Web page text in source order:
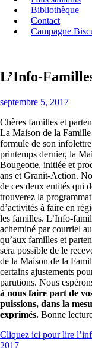
Bibliothèque
Contact
Campagne
L’Info-
septembre 5, 2017
Chères familles et
La Maison de la
formule de son
printemps dernier, la
Bougeotte, initiée et
ans et Granit-Action.
de ces deux entités qui
trouverez la
d’activités à faire en
les familles. L’Info-
acheminé par courriel
qu’aux familles et
sera possible de le
de la Maison de la
certains ajustements
parutions. Nous
à nous faire part de
puissions, dans la
exprimés. Bonne
Cliquez ici pour lire
2017